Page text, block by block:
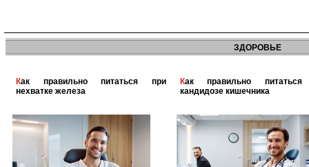
ЗДОРОВЬЕ
Как правильно питаться при
нехватке железа
Как правильно питаться при
кандидозе кишечника